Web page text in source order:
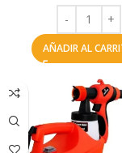
AÑADIR AL